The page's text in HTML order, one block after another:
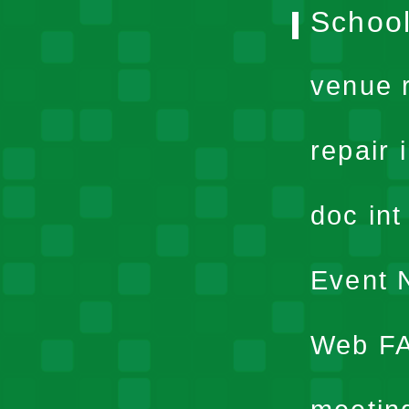
venue
repair
doc
Event
Web